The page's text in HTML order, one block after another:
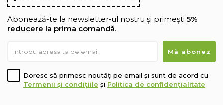
Abonează-te la newsletter-ul nostru și primești 5%
reducere la prima comandă.
Doresc să primesc noutăți pe email și sunt de acord cu
Termenii și condițiile și Politica de confidențialitate